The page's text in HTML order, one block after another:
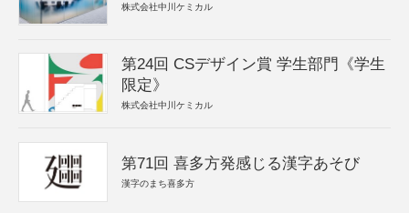
株式会社中川ケミカル
第24回 CSデザイン賞 学生部門《学生
限定》
株式会社中川ケミカル
第71回 喜多方発感じる漢字あそび
漢字のまち喜多方